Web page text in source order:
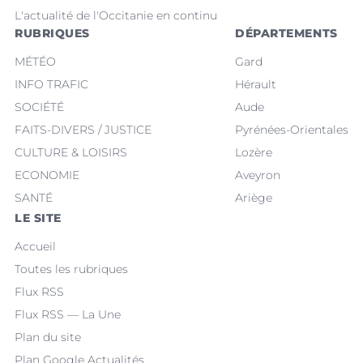
L'actualité de l'Occitanie en continu
RUBRIQUES
MÉTÉO
INFO TRAFIC
SOCIÉTÉ
FAITS-DIVERS / JUSTICE
CULTURE & LOISIRS
ECONOMIE
SANTÉ
DÉPARTEMENTS
Gard
Hérault
Aude
Pyrénées-Orientales
Lozère
Aveyron
Ariège
LE SITE
Accueil
Toutes les rubriques
Flux RSS
Flux RSS — La Une
Plan du site
Plan Google Actualités